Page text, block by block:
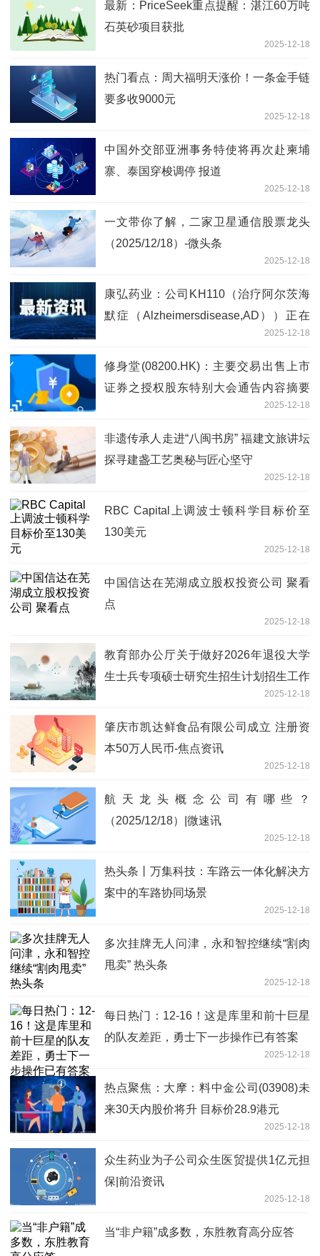
最新：PriceSeek重点提醒：湛江60万吨
石英砂项目获批
2025-12-18
热门看点：周大福明天涨价！一条金手链
要多收9000元
2025-12-18
中国外交部亚洲事务特使将再次赴柬埔
寨、泰国穿梭调停 报道
2025-12-18
一文带你了解，二家卫星通信股票龙头
（2025/12/18）-微头条
2025-12-18
康弘药业：公司KH110（治疗阿尔茨海
默症（Alzheimersdisease,AD））正在
2025-12-18
修身堂(08200.HK)：主要交易出售上市
证券之授权股东特别大会通告内容摘要
2025-12-18
非遗传承人走进“八闽书房” 福建文旅讲坛
探寻建盏工艺奥秘与匠心坚守
2025-12-18
RBC Capital上调波士顿科学目标价至
130美元
2025-12-18
中国信达在芜湖成立股权投资公司 聚看
点
2025-12-18
教育部办公厅关于做好2026年退役大学
生士兵专项硕士研究生招生计划招生工作
2025-12-18
肇庆市凯达鲜食品有限公司成立 注册资
本50万人民币-焦点资讯
2025-12-18
航天龙头概念公司有哪些？
（2025/12/18）|微速讯
2025-12-18
热头条丨万集科技：车路云一体化解决方
案中的车路协同场景
2025-12-18
多次挂牌无人问津，永和智控继续“割肉
甩卖” 热头条
2025-12-18
每日热门：12-16！这是库里和前十巨星
的队友差距，勇士下一步操作已有答案
2025-12-18
热点聚焦：大摩：料中金公司(03908)未
来30天内股价将升 目标价28.9港元
2025-12-18
众生药业为子公司众生医贸提供1亿元担
保|前沿资讯
2025-12-18
当“非户籍”成多数，东胜教育高分应答